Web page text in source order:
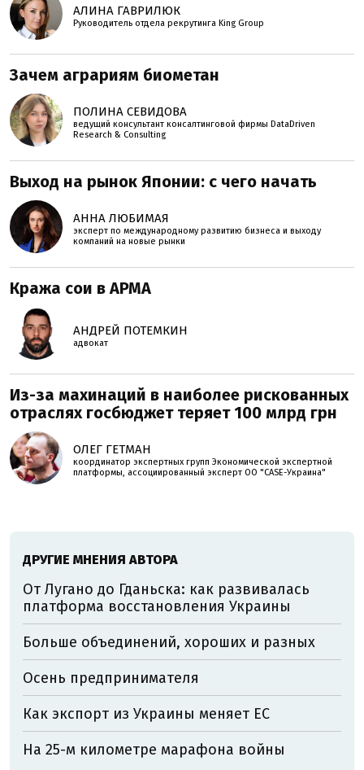
АЛИНА ГАВРИЛЮК
Руководитель отдела рекрутинга King Group
Зачем аграриям биометан
ПОЛИНА СЕВИДОВА
ведущий консультант консалтинговой фирмы DataDriven
Research & Consulting
Выход на рынок Японии: с чего начать
АННА ЛЮБИМАЯ
эксперт по международному развитию бизнеса и выходу
компаний на новые рынки
Кража сои в АРМА
АНДРЕЙ ПОТЕМКИН
адвокат
Из-за махинаций в наиболее рискованных
отраслях госбюджет теряет 100 млрд грн
ОЛЕГ ГЕТМАН
координатор экспертных групп Экономической экспертной
платформы, ассоциированный эксперт ОО "CASE-Украина"
ДРУГИЕ МНЕНИЯ АВТОРА
От Лугано до Гданьска: как развивалась
платформа восстановления Украины
Больше объединений, хороших и разных
Осень предпринимателя
Как экспорт из Украины меняет ЕС
На 25-м километре марафона войны